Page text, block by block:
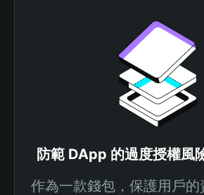
防範 DApp 的過度授權風
作為一款錢包，保護用戶